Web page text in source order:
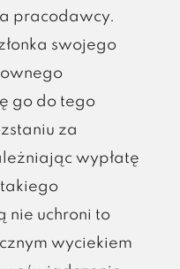
pracodawcy.
swojego
go do tego
za
wypłatę
nie uchroni to
wyciekiem